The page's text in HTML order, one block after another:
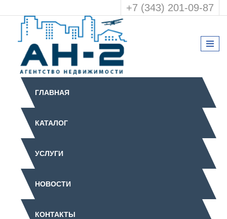
+7 (343) 201-09-87
ГЛАВНАЯ
КАТАЛОГ
УСЛУГИ
НОВОСТИ
КОНТАКТЫ